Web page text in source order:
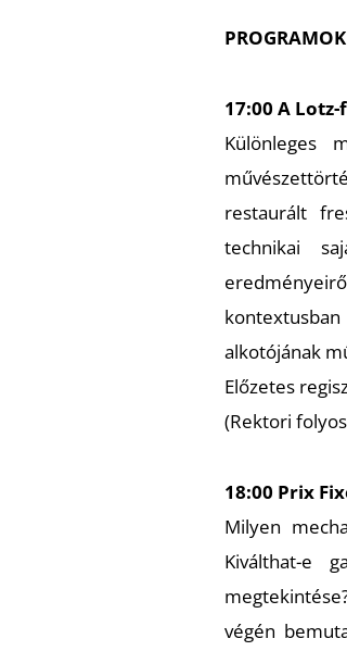
PROGRAMOK
17:00 A
Különleges
restaurált
technikai
alkotójának
Előzetes
(Rektori
18:00 Prix
Milyen
Kiválthat-e
végén